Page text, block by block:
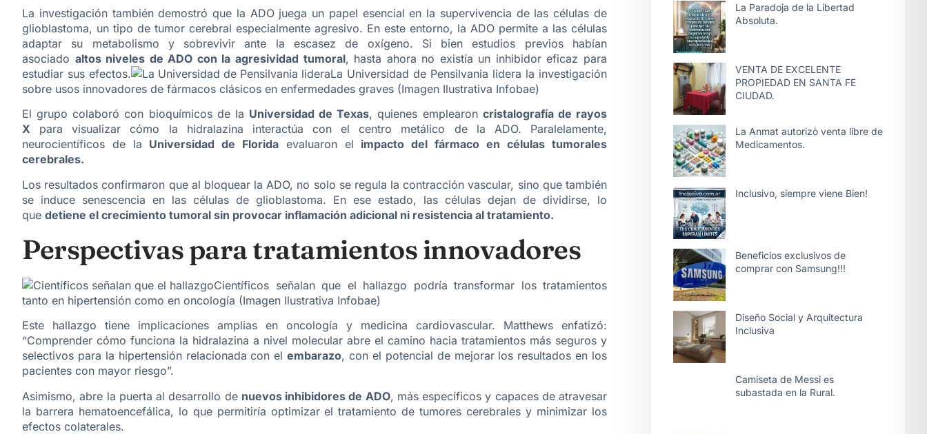
La investigación también demostró que la ADO juega un papel esencial en la supervivencia de las células de
glioblastoma, un tipo de tumor cerebral especialmente agresivo. En este entorno, la ADO permite a las células
adaptar su metabolismo y sobrevivir ante la escasez de oxígeno. Si bien estudios previos habían
asociado altos niveles de ADO con la agresividad tumoral, hasta ahora no existía un inhibidor eficaz para
estudiar sus efectos.
La Universidad de Pensilvania lidera la investigación
sobre usos innovadores de fármacos clásicos en enfermedades graves (Imagen Ilustrativa Infobae)
El grupo colaboró con bioquímicos de la Universidad de Texas, quienes emplearon cristalografía de rayos
X para visualizar cómo la hidralazina interactúa con el centro metálico de la ADO. Paralelamente,
neurocientíficos de la Universidad de Florida evaluaron el impacto del fármaco en células tumorales
cerebrales.
Los resultados confirmaron que al bloquear la ADO, no solo se regula la contracción vascular, sino que también
se induce senescencia en las células de glioblastoma. En ese estado, las células dejan de dividirse, lo
que detiene el crecimiento tumoral sin provocar inflamación adicional ni resistencia al tratamiento.
Perspectivas para tratamientos innovadores
Científicos señalan que el hallazgo podría transformar los tratamientos
tanto en hipertensión como en oncología (Imagen Ilustrativa Infobae)
Este hallazgo tiene implicaciones amplias en oncología y medicina cardiovascular. Matthews enfatizó:
“Comprender cómo funciona la hidralazina a nivel molecular abre el camino hacia tratamientos más seguros y
selectivos para la hipertensión relacionada con elembarazo, con el potencial de mejorar los resultados en los
pacientes con mayor riesgo”.
Asimismo, abre la puerta al desarrollo de nuevos inhibidores de ADO, más específicos y capaces de atravesar
la barrera hematoencefálica, lo que permitiría optimizar el tratamiento de tumores cerebrales y minimizar los
efectos colaterales.
La Paradoja de la Libertad
Absoluta.
VENTA DE EXCELENTE
PROPIEDAD EN SANTA FE
CIUDAD.
La Anmat autorizò venta libre de
Medicamentos.
Inclusivo, siempre viene Bien!
Beneficios exclusivos de
comprar con Samsung!!!
Diseño Social y Arquitectura
Inclusiva
Camiseta de Messi es
subastada en la Rural.